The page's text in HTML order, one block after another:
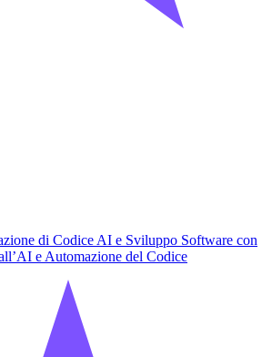
di Codice AI e Sviluppo Software con
e Automazione del Codice